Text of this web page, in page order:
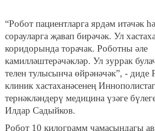
“Робот пациентларга ярдәм итәчәк
сорауларга җавап бирәчәк. Ул
коридорында торачак. Роботны әле
камилләштерәчәкләр. Ул зуррак
телен тулысынча өйрәнәчәк”, - диде
клиник хастаханәсенең
тернәкләндерү медицина үзәге
Илдар Садыйков.
Робот 10 килограмм чамасындагы